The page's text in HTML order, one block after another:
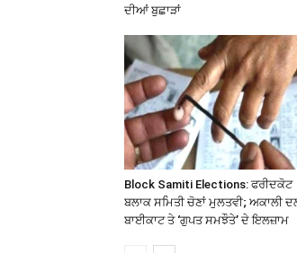
ਦੀਆਂ ਬੁਛਾੜਾਂ
Block Samiti Elections: ਫਰੀਦਕੋਟ
ਬਲਾਕ ਸਮਿਤੀ ਚੋਣਾਂ ਮੁਲਤਵੀ; ਅਕਾਲੀ
ਬਾਈਕਾਟ ਤੇ ‘ਗੁਪਤ ਸਮਝੌਤੇ’ ਦੇ ਇਲਜ਼ਾਮ